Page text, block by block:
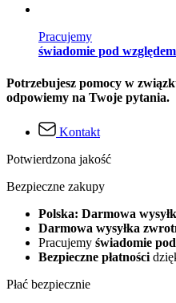
Pracujemy
świadomie pod
Potrzebujesz pomocy w
odpowiemy na Twoje pytania.
Kontakt
Potwierdzona jakość
Bezpieczne zakupy
Polska: Darmowa
Darmowa wysyłka
Pracujemy świadomie
Bezpieczne płatności
Płać bezpiecznie